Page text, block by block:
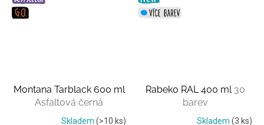
Montana Tarblack 600 ml
Asfaltová černá
Skladem (>10 ks)
Rabeko RAL 400 ml 30
barev
Skladem (3 ks)